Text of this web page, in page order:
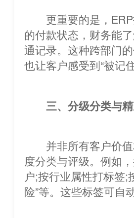
更重要的是，ERP
的付款状态，财务能
通记录。这种跨
也让客户感受到“被记
三、分级分类与
并非所有客户价值
度分类与评级。例如
户;按行业属性
险”等。这些标签